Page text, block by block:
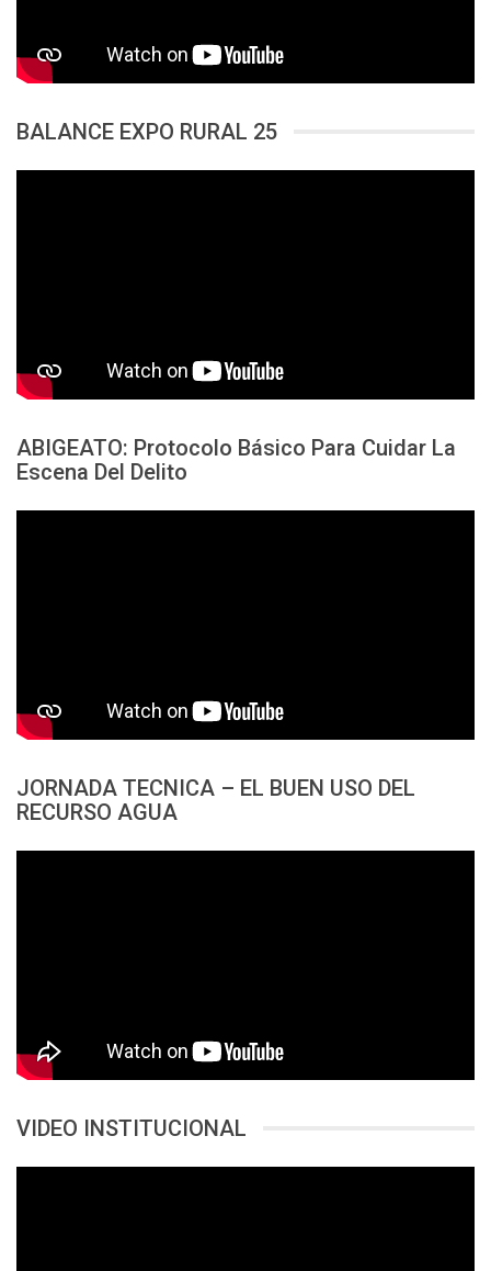
BALANCE EXPO RURAL 25
ABIGEATO: Protocolo Básico Para Cuidar La
Escena Del Delito
JORNADA TECNICA – EL BUEN USO DEL
RECURSO AGUA
VIDEO INSTITUCIONAL